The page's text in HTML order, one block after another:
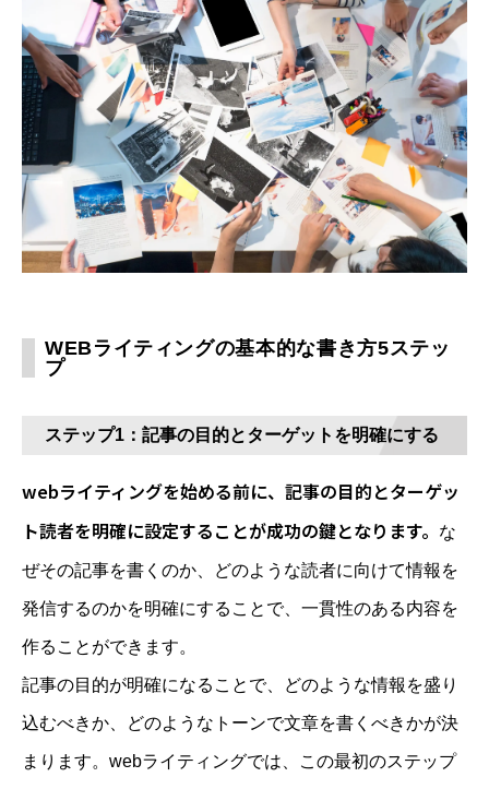
WEBライティングの基本的な書き方5ステッ
プ
ステップ1：記事の目的とターゲットを明確にする
webライティングを始める前に、記事の目的とターゲッ
ト読者を明確に設定することが成功の鍵となります。
な
ぜその記事を書くのか、どのような読者に向けて情報を
発信するのかを明確にすることで、一貫性のある内容を
作ることができます。
記事の目的が明確になることで、どのような情報を盛り
込むべきか、どのようなトーンで文章を書くべきかが決
まります。webライティングでは、この最初のステップ